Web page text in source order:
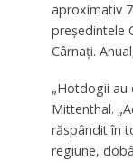
aproximativ
președintele
Cârnați.
„Hotdogii au
Mittenthal.
răspândit în
regiune,